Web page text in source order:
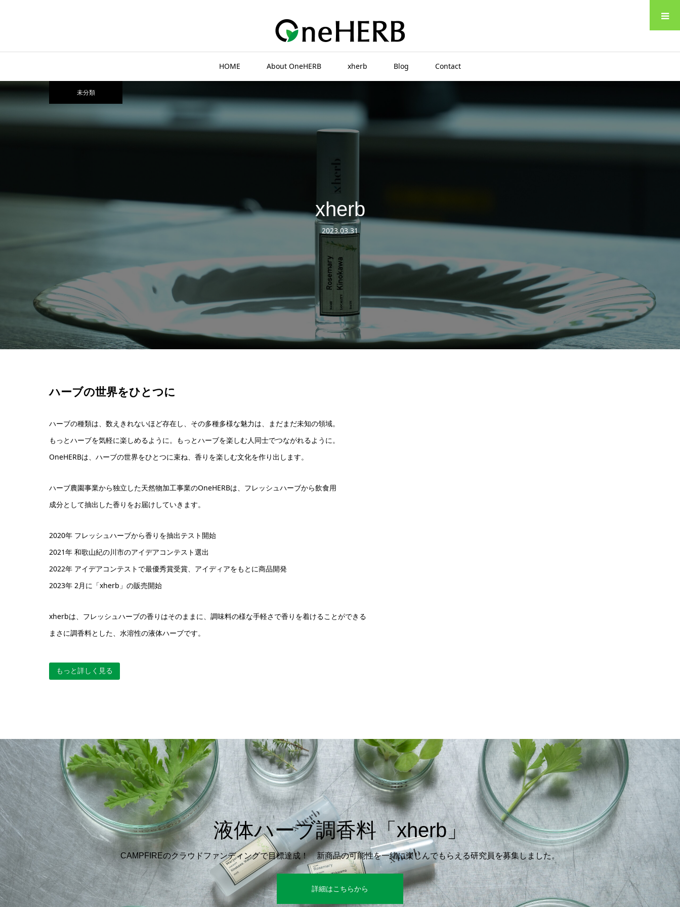
HOME About OneHERB xherb Blog Contact
未分類
xherb
2023.03.31
ハーブの世界をひとつに
ハーブの種類は、数えきれないほど存在し、その多種多様な魅力は、まだまだ未知の領域。
もっとハーブを気軽に楽しめるように。もっとハーブを楽しむ人同士でつながれるように。
OneHERBは、ハーブの世界をひとつに束ね、香りを楽しむ文化を作り出します。
ハーブ農園事業から独立した天然物加工事業のOneHERBは、フレッシュハーブから飲食用
成分として抽出した香りをお届けしていきます。
2020年 フレッシュハーブから香りを抽出テスト開始
2021年 和歌山紀の川市のアイデアコンテスト選出
2022年 アイデアコンテストで最優秀賞受賞、アイディアをもとに商品開発
2023年 2月に「xherb」の販売開始
xherbは、フレッシュハーブの香りはそのままに、調味料の様な手軽さで香りを着けることができる
まさに調香料とした、水溶性の液体ハーブです。
もっと詳しく見る
液体ハーブ調香料「xherb」
CAMPFIREのクラウドファンディングで目標達成！ 新商品の可能性を一緒に楽しんでもらえる研究員を募集しました。
詳細はこちらから